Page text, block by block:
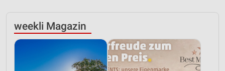
weekli Magazin